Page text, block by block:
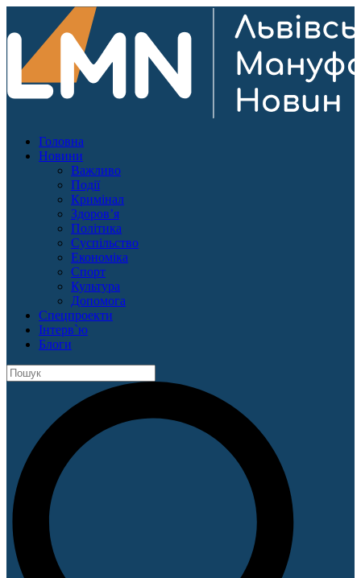
Головна
Новини
Важливо
Події
Кримінал
Здоров’я
Політика
Суспільство
Економіка
Спорт
Культура
Допомога
Спецпроекти
Інтерв`ю
Блоги